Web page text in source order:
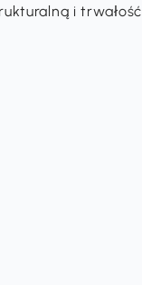
i trwałość